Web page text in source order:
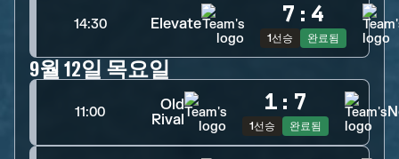
14:30 Elevate 7 : 4
1선승 완료됨
9월 12일 목요일
11:00
Old
Rival
1 : 7
1선승 완료됨